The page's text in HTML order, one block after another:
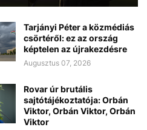
Tarjányi Péter a közmédiás
csörtéről: ez az ország
képtelen az újrakezdésre
Augusztus 07, 2026
Rovar úr brutális
sajtótájékoztatója: Orbán
Viktor, Orbán Viktor, Orbán
Viktor